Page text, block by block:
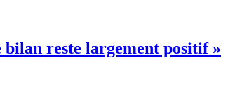
reste largement positif »